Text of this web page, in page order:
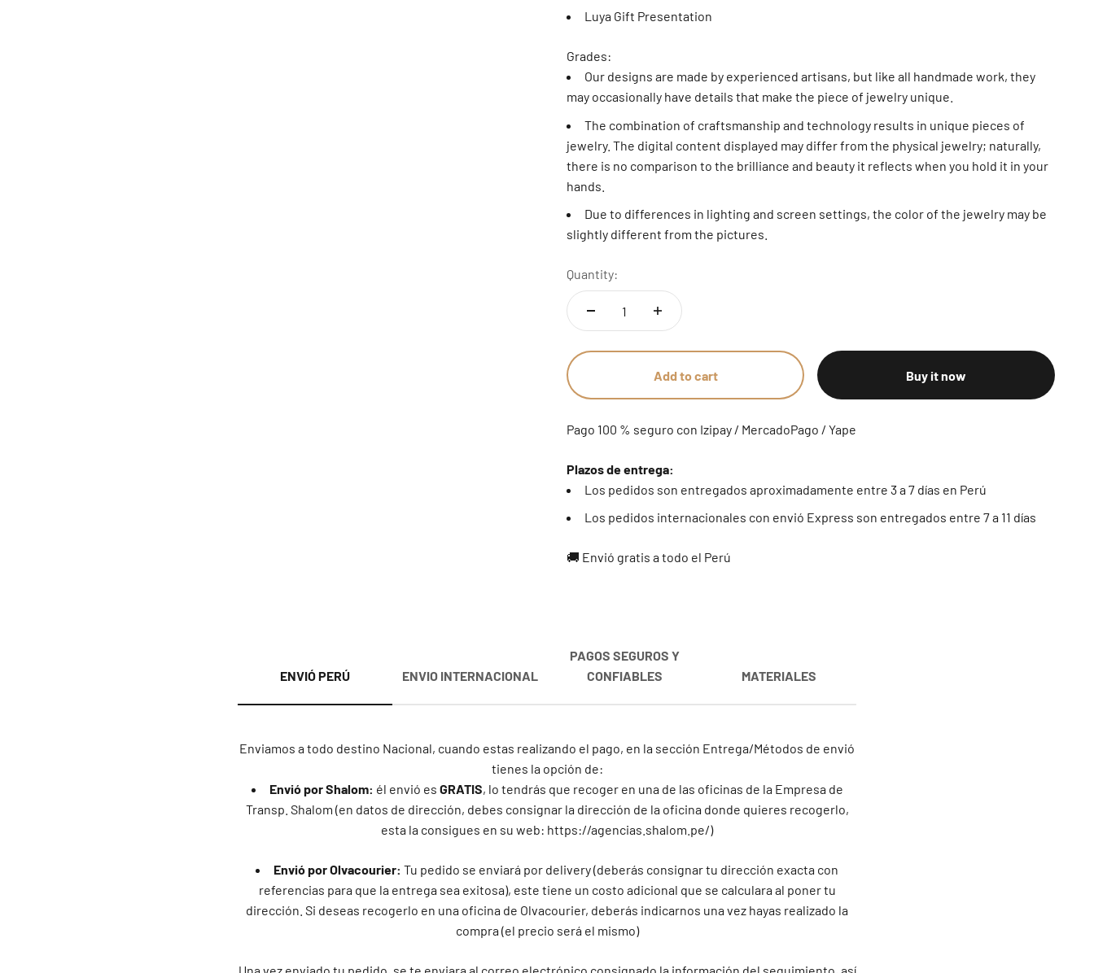
Luya Gift Presentation
Grades:
Our designs are made by experienced artisans, but like all handmade work, they
may occasionally have details that make the piece of jewelry unique.
The combination of craftsmanship and technology results in unique pieces of
jewelry. The digital content displayed may differ from the physical jewelry; naturally,
there is no comparison to the brilliance and beauty it reflects when you hold it in your
hands.
Due to differences in lighting and screen settings, the color of the jewelry may be
slightly different from the pictures.
Quantity:
Add to cart Buy it now
Pago 100 % seguro con Izipay / MercadoPago / Yape
Plazos de entrega:
Los pedidos son entregados aproximadamente entre 3 a 7 días en Perú
Los pedidos internacionales con envió Express son entregados entre 7 a 11 días
🚚 Envió gratis a todo el Perú
ENVIÓ PERÚ
Enviamos a todo destino Nacional, cuando estas realizando el pago, en la sección Entrega/Métodos de envió
tienes la opción de:
Envió por Shalom: él envió es GRATIS, lo tendrás que recoger en una de las oficinas de la Empresa de
Transp. Shalom (en datos de dirección, debes consignar la dirección de la oficina donde quieres recogerlo,
esta la consigues en su web: https://agencias.shalom.pe/)
Envió por Olvacourier: Tu pedido se enviará por delivery (deberás consignar tu dirección exacta con
referencias para que la entrega sea exitosa), este tiene un costo adicional que se calculara al poner tu
dirección. Si deseas recogerlo en una oficina de Olvacourier, deberás indicarnos una vez hayas realizado la
compra (el precio será el mismo)
ENVIO INTERNACIONAL
PAGOS SEGUROS Y
CONFIABLES
MATERIALES